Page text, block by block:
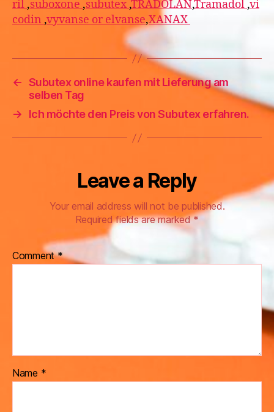
ril ,suboxone ,subutex,TRADOLAN,Tramadol ,vi
codin ,vyvanse or elvanse,XANAX
← Subutex online kaufen mit Lieferung am
selben Tag
→
Ich möchte den Preis von Subutex erfahren.
Leave a Reply
Your email address will not be published.
Required fields are marked*
Comment*
Name *